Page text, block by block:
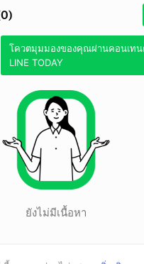
โควตมุมมองของคุณผ่านคอนเท
LINE TODAY
ยังไม่มีเนื้อหา